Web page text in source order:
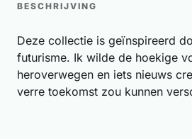
BESCHRIJVING
Deze collectie is geïnspireerd
futurisme. Ik wilde de hoekige
heroverwegen en iets nieuws
verre toekomst zou kunnen